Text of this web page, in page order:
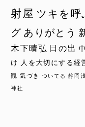
射屋 ツキを呼
グ ありがとう
木下晴弘 日の出
け
人を大切にする経
観 気づき ついてる 静岡
神社